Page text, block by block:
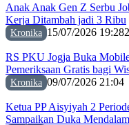
Anak Anak Gen Z Serbu
Kerja Ditambah jadi 3 Ribu
Kronika 15/07/2026 19:28
RS PKU Jogja Buka
Pemeriksaan Gratis bagi
Kronika 09/07/2026 21:04
Ketua PP Aisyiyah 2
Sampaikan Duka Mendalam